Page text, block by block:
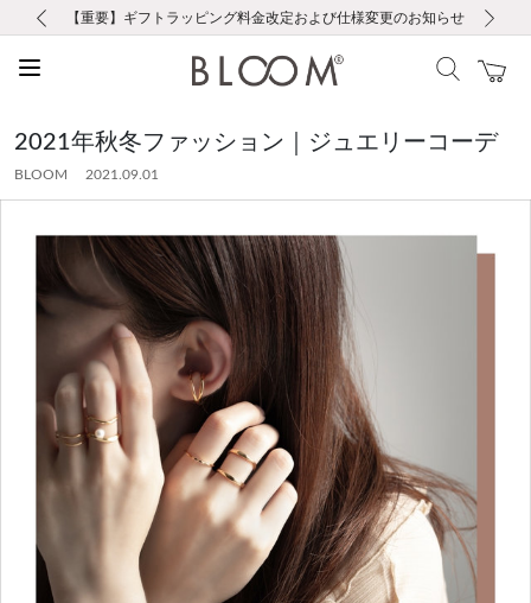
お修理・アフターサービスのご案内
【重要】令和８年熊本地震に伴う集配への影響について
【重要】ギフトラッピング料金改定および仕様変更のお知らせ
【重要】夏季休業の営業についてのご案内
税込5,500円以上で送料無料｜最短24時間以内に発送
新規会員登録で1000ポイントプレゼント！
新規LINE友だち登録で500円クーポンプレゼント
会員限定！レビュー投稿で100ポイントプレゼント
お修理・アフターサービスのご案内
【重要】令和８年熊本地震に伴う集配への影響について
2021年秋冬ファッション｜ジュエリーコーデ
BLOOM 2021.09.01